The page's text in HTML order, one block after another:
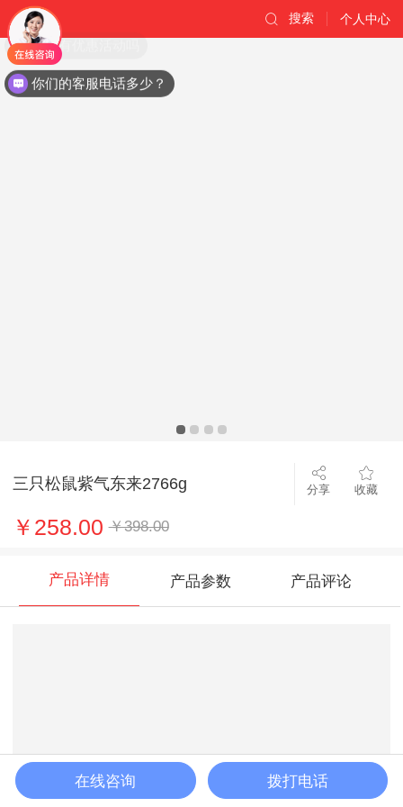
个人中心
搜索
三只松鼠紫气东来2766g 分享 收藏
￥258.00 ￥398.00
产品详情 产品参数 产品评论
首页
加入购物车 立即购买
你们的客服电话多少？
现在有优惠活动吗
在线咨询 拨打电话